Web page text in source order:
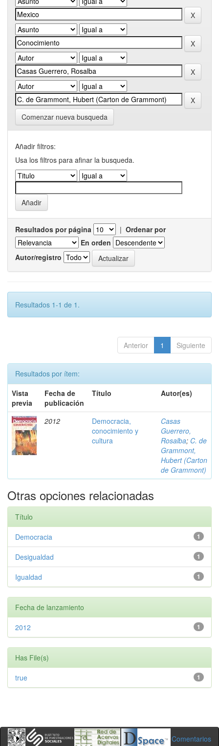
Comenzar nueva busqueda
Añadir filtros:
Usa los filtros para afinar la busqueda.
Resultados por página | Ordenar por
En orden
Autor/registro
Resultados 1-1 de 1.
Anterior 1 Siguiente
Resultados por ítem:
Vista
previa
Fecha de
publicación
Título Autor(es)
2012
Democracia,
conocimiento y
cultura
Casas
Guerrero,
Rosalba; C. de
Grammont,
Hubert (Carton
de Grammont)
Otras opciones relacionadas
Título
1
Democracia
1
Desigualdad
1
Igualdad
Fecha de lanzamiento
1
2012
Has File(s)
1
true
Comentarios